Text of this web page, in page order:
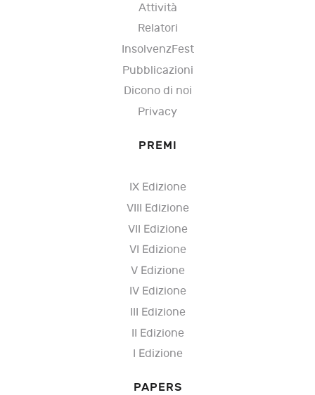
Attività
Relatori
InsolvenzFest
Pubblicazioni
Dicono di noi
Privacy
PREMI
IX Edizione
VIII Edizione
VII Edizione
VI Edizione
V Edizione
IV Edizione
III Edizione
II Edizione
I Edizione
PAPERS